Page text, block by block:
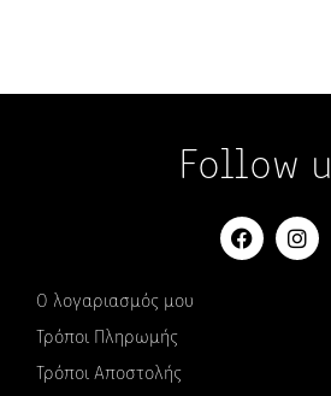
Follow
Ο λογαριασμός μου
Τρόποι Πληρωμής
Τρόποι Αποστολής